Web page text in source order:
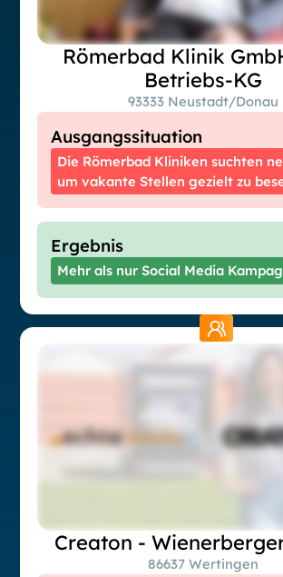
Ausgangssituation
Die Römerbad Kliniken suchten
um vakante Stellen gezielt zu
Ergebnis
Mehr als nur Social Media
Römerbad Klinik
Betriebs-KG
93333 Neustadt/Donau
Creaton -
86637 Wertingen